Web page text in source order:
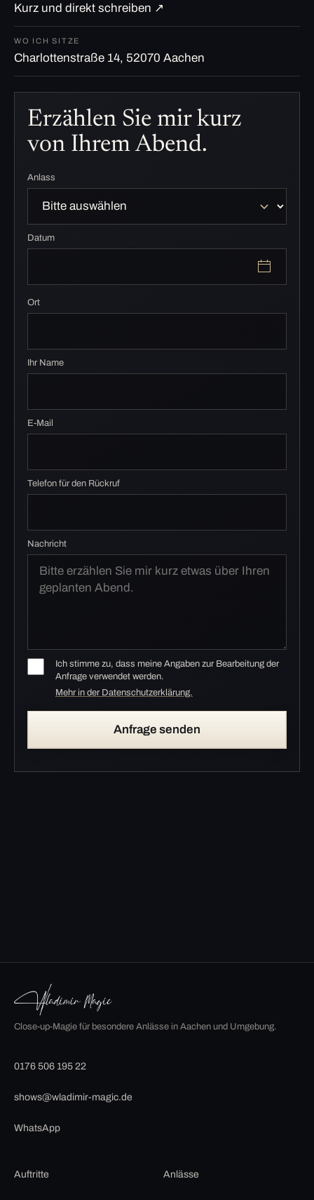
Kurz und direkt schreiben ↗
WO ICH SITZE
Charlottenstraße 14, 52070 Aachen
Erzählen Sie mir kurz
von Ihrem Abend.
Anlass
Datum
Ort
Ihr Name
E-Mail
Telefon für den Rückruf
Nachricht
Ich stimme zu, dass meine Angaben zur Bearbeitung der
Anfrage verwendet werden.
Mehr in der Datenschutzerklärung.
Anfrage senden
Close-up-Magie für besondere Anlässe in Aachen und Umgebung.
0176 506 195 22
shows@wladimir-magic.de
WhatsApp
Auftritte Anlässe